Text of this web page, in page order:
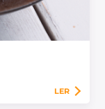
LER